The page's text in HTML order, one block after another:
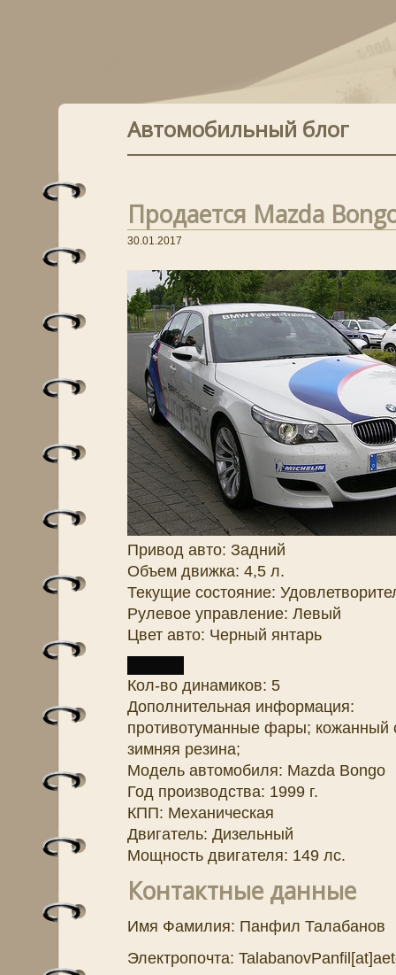
Автомобильный блог
Продается Mazda
30.01.2017
Привод авто: Задний
Объем движка: 4,5 л.
Текущие состояние:
Рулевое управление: Левый
Цвет авто: Черный янтарь
Кол-во динамиков: 5
Дополнительная информация:
противотуманные фары; кожанный
зимняя резина;
Модель автомобиля: Mazda Bongo
Год производства: 1999 г.
КПП: Механическая
Двигатель: Дизельный
Мощность двигателя: 149 лс.
Контактные данные
Имя Фамилия: Панфил Талабанов
Электропочта: